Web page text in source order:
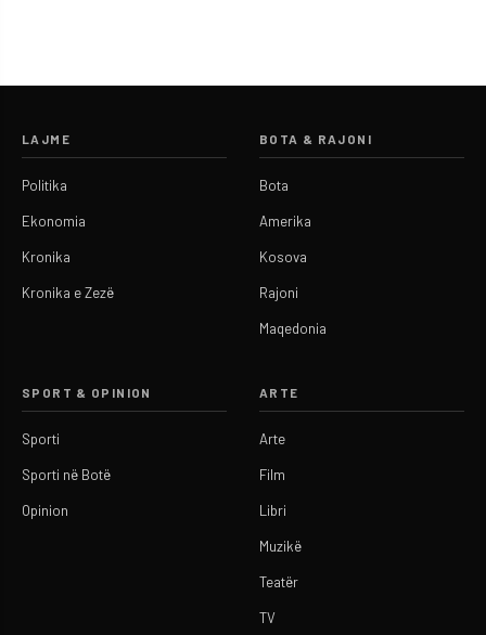
LAJME
Politika
Ekonomia
Kronika
Kronika e Zezë
BOTA & RAJONI
Bota
Amerika
Kosova
Rajoni
Maqedonia
SPORT & OPINION
Sporti
Sporti në Botë
Opinion
ARTE
Arte
Film
Libri
Muzikë
Teatër
TV